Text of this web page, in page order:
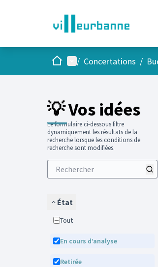
AccueilMenu principal
/ Concertations /
💡 Vos idées
Le formulaire ci-dessous filtre
dynamiquement les résultats de la
recherche lorsque les conditions de
recherche sont modifiées.
État
Tout
En cours d’analyse
Retirée